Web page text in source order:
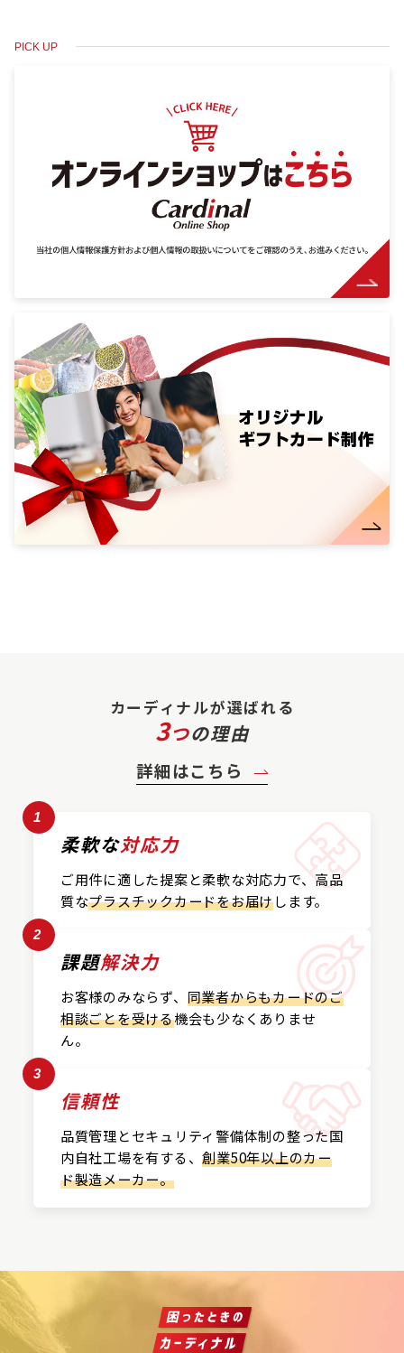
PICK UP
カーディナルが選ばれる
3つの理由
詳細はこちら
1
柔軟な対応力
ご用件に適した提案と柔軟な対応力で、高品
質なプラスチックカードをお届けします。
2
課題解決力
お客様のみならず、 同業者からもカードのご
相談ごとを受ける機会も少なくありませ
ん。
3
信頼性
品質管理とセキュリティ警備体制の整った国
内自社工場を有する、創業50年以上のカー
ド製造メーカー。